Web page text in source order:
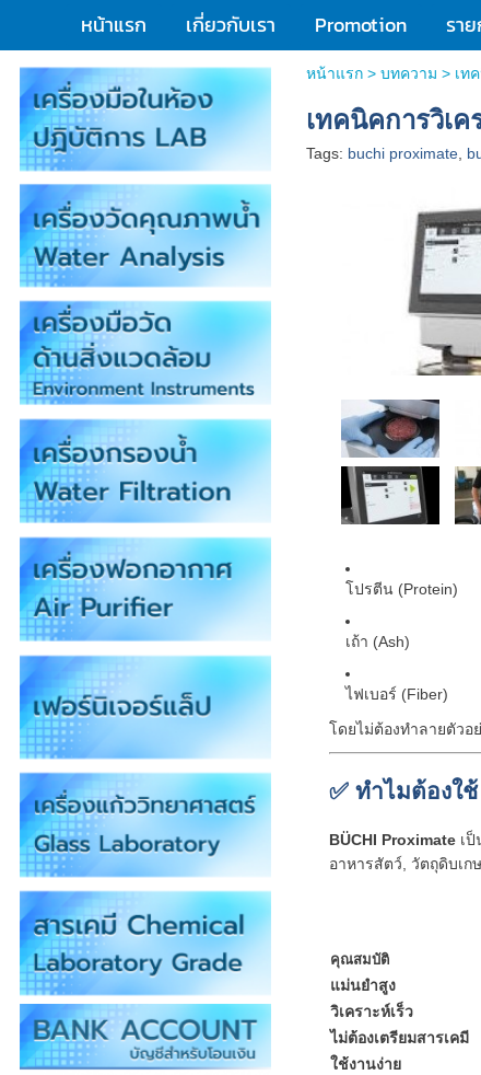
หน้าแรก เกี่ยวกับเรา Promotion รา
หน้าแรก> บทความ > เท
เทคนิคการวิเ
Tags: buchi proximate
โปรตีน (Protein)
เถ้า (Ash)
ไฟเบอร์ (Fiber)
โดยไม่ต้องทำลายตัวอ
✅ ทำไมต้องใช้
BÜCHI Proximate เ
อาหารสัตว์, วัตถุดิบเก
คุณสมบัติ
แม่นยำสูง
วิเคราะห์เร็ว
ไม่ต้องเตรียมสารเคมี
ใช้งานง่าย